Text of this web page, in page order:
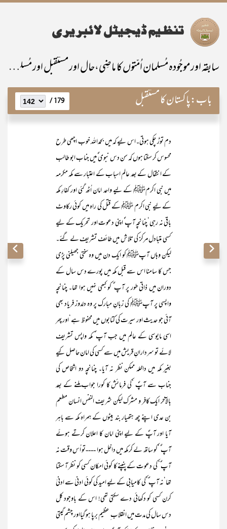
سابقہ اور موجُودہ مُسلمان اُمّتوں کا ماضِی،حال اور مستقبل اور مُسلمانانِ پاکستان کی خصوصی ذمّہ داری
باب:پاکستان کا مستقبل 179 /
دم توڑ چکی ہوتی۔اس لیے کہ میں بحمداللہ خوب اچھی طرح
محسوس کر سکتا ہوں کہ سن دس نبوی ؐ میں جناب ابو طالب
کے انتقال کے بعد عالم اسباب کے اعتبار سے مکہ مکرمہ
میں نبی اکرمﷺ کے لیے واحد امان اُٹھ گئی اور کفارِ مکہ
کے لیے نبی اکرم ﷺ کے قتل کی راہ میں کوئی رکاوٹ
باقی نہ رہی‘چنانچہ آپ ؐ اپنی دعوت اور تحریک کے لیے
کسی متبادل مرکز کی تلاش میں طائف تشریف لے گئے۔
لیکن وہاں آپﷺ کو ایک دن میں وہ سختی جھیلنی پڑی
جس کا سامنا اس سے قبل مکہ میں پورے دس سال کے
دوران میں ذاتی طور پر آپ ؐ کو کبھی نہیں ہوا تھا۔ چنانچہ
واپسی پر آپﷺ کی زبانِ مبارک پر وہ دلدوز فریاد بھی
آئی جو حدیث اور سیرت کی کتابوں میں محفوظ ہے‘اور پھر
اسی مایوسی کے عالم میں جب آپ ؐ مکہ واپس تشریف
لائے تو سردارانِ قریش میں سے کسی کی امان حاصل کیے
بغیر مکہ میں داخلہ ممکن نظر نہ آیا۔ چنانچہ دو اشخاص کی
جناب سے آپؐ ‘کی فرمائش کا کورا جواب ملنے کے بعد
بالآخر ایک کافر و مشرک لیکن شریف النفس انسان مطعم
بن عدی اپنے چھ ہتھیار بند بیٹوں کے ہمراہ مکہ سے باہر
آیا اور آپؐ کے لیے اپنی امان کا اعلان کرتے ہوئے
آپ ؐ ‘کو ساتھ لے کر مکہ میں داخل ہوا ----تو اُس وقت نہ
آپ ؐ‘ کی دعوت کے پنپنے کا کوئی امکان کسی کو نظر آ سکتا
تھا‘نہ آپ ؐ‘کی کامیابی کے لیے امید کی کوئی ادنیٰ سے ادنیٰ
کرن کسی کو دکھائی دے سکتی تھی! اس کے باوجود کل
دس سال کی مدت میں انقلاب ِ عظیم برپا ہو گیااور چشم گیتی